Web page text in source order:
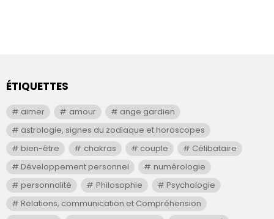
ÉTIQUETTES
aimer amour
ange gardien
astrologie, signes du zodiaque et horoscopes
bien-être
chakras couple
Célibataire
Développement personnel
numérologie
personnalité
Philosophie
Psychologie
Relations, communication et Compréhension